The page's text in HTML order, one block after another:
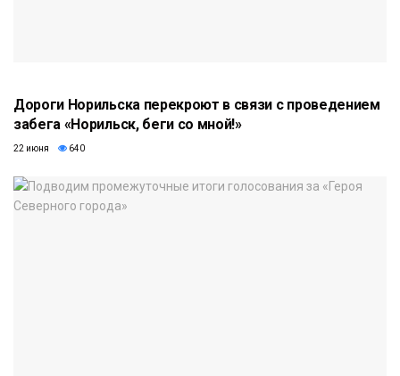
Дороги Норильска перекроют в связи с проведением
забега «Норильск, беги со мной!»
22 июня 640